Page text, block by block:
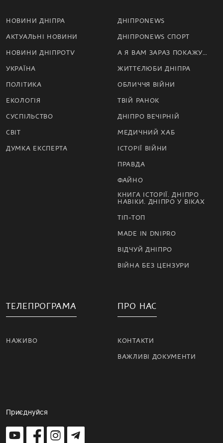
НОВИНИ ДНІПРА
АКТУАЛЬНІ НОВИНИ
НОВИНИ ДНІПРОTV
УКРАЇНА
ПОЛІТИКА
ЕКОЛОГІЯ
СУСПІЛЬСТВО
СВІТ
ДУМКА ЕКСПЕРТА
ДНІПРОNEWS
ДНІПРОNEWS СПОРТ
А Я ВАМ ЗАРАЗ ПОКАЖУ…
ЖИТТЄЛЮБИ ДНІПРА
ОБЛИЧЧЯ ВІЙНИ
ТВІЙ РАНОК
ДНІПРО ВЕЧІРНІЙ
МЕДИЧНИЙ ХАБ
ІСТОРІЇ ВІЙНИ
ПРАВДА
ФАЙНО
КНИГА ІСТОРІЇ. ДНІПРО
НАВІКИ. ДНІПРО У ВІКАХ
ТІП-ТОП
MADE IN DNIPRO
ВІДЧУЙ ДНІПРО
ВІЙНА БЕЗ ЦЕНЗУРИ
ТЕЛЕПРОГРАМА
НАЖИВО
ПРО НАС
КОНТАКТИ
ВАЖЛИВІ ДОКУМЕНТИ
Приєднуйся